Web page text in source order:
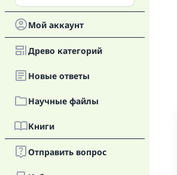
Мой аккаунт
Древо категорий
Новые oтветы
Научные файлы
Книги
Отправить вопрос